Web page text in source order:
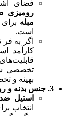
فضای
رومیزی
مبله
است.
اگر به فر
کارآمد
تخصصی
بهینه و
3. جنس بدنه و رویه:
استیل
انتخاب